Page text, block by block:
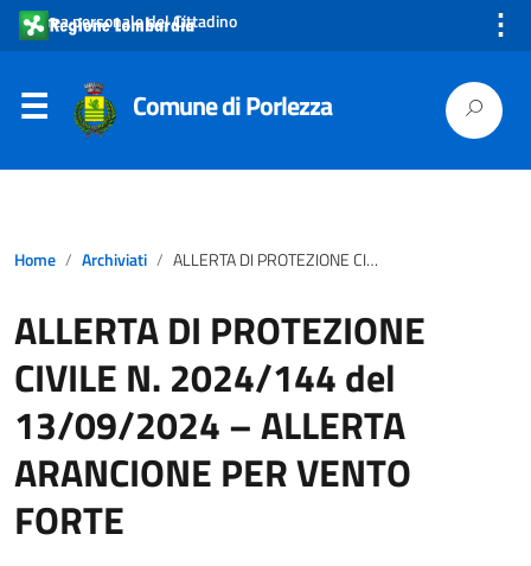
Area personale del Cittadino ⋮
Comune di Porlezza
Home Archiviati ALLERTA DI PROTEZIONE CIVILE N. 2024/144 del 13/09/2024 – ALLERTA ARANCIONE PER VENTO FORTE
ALLERTA DI PROTEZIONE
CIVILE N. 2024/144 del
13/09/2024 – ALLERTA
ARANCIONE PER VENTO
FORTE